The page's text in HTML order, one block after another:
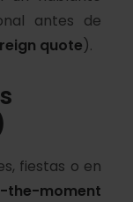
antes de
quote).
fiestas o en
the-moment